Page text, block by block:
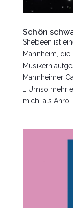
Schön
Shebeen ist
Mannheim,
Musikern
Mannheimer
… Umso mehr
mich, als Anro...